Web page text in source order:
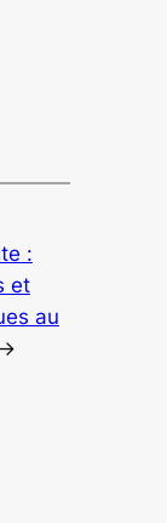
:
et
au
→